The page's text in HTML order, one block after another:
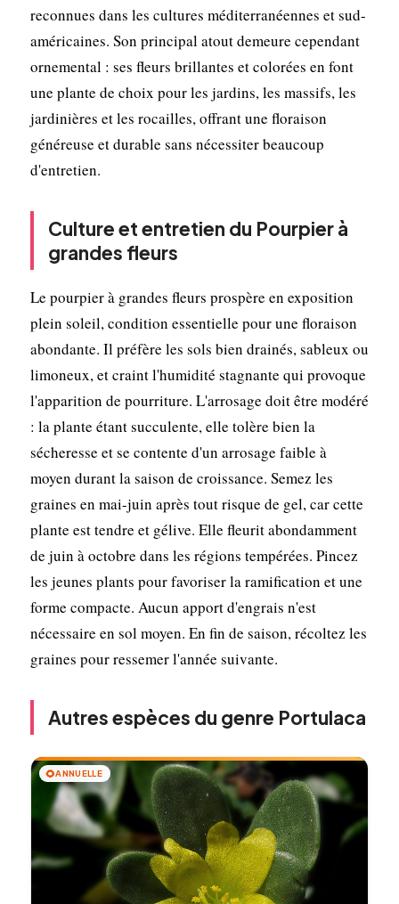
reconnues dans les cultures méditerranéennes et sud-
américaines. Son principal atout demeure cependant
ornemental : ses fleurs brillantes et colorées en font
une plante de choix pour les jardins, les massifs, les
jardinières et les rocailles, offrant une floraison
généreuse et durable sans nécessiter beaucoup
d'entretien.
Culture et entretien du Pourpier à
grandes fleurs
Le pourpier à grandes fleurs prospère en exposition
plein soleil, condition essentielle pour une floraison
abondante. Il préfère les sols bien drainés, sableux ou
limoneux, et craint l'humidité stagnante qui provoque
l'apparition de pourriture. L'arrosage doit être modéré
: la plante étant succulente, elle tolère bien la
sécheresse et se contente d'un arrosage faible à
moyen durant la saison de croissance. Semez les
graines en mai-juin après tout risque de gel, car cette
plante est tendre et gélive. Elle fleurit abondamment
de juin à octobre dans les régions tempérées. Pincez
les jeunes plants pour favoriser la ramification et une
forme compacte. Aucun apport d'engrais n'est
nécessaire en sol moyen. En fin de saison, récoltez les
graines pour ressemer l'année suivante.
Autres espèces du genre Portulaca
🌻ANNUELLE